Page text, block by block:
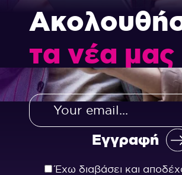
τα νέα μας
Έχω διαβάσει και